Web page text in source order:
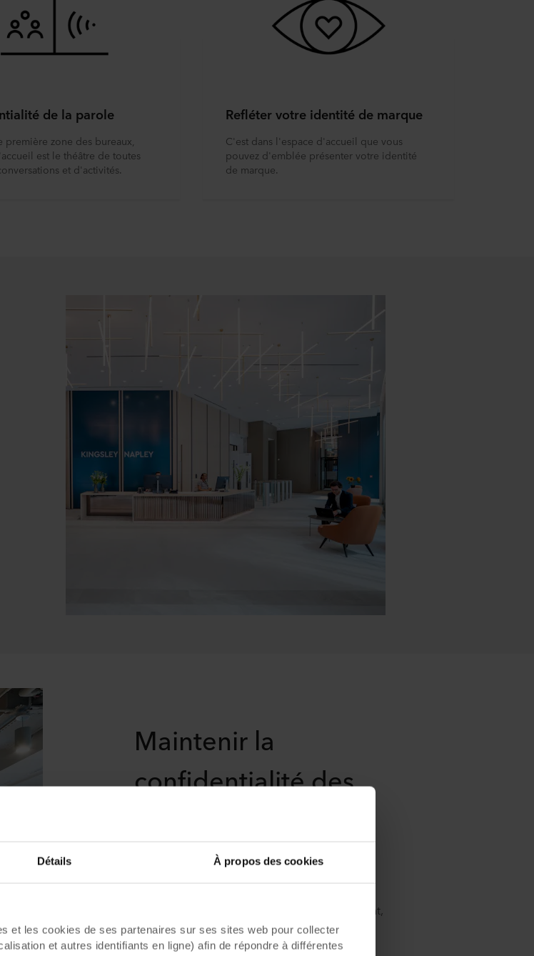
Détails À propos des cookies
et les cookies de ses partenaires sur ses sites web pour collecter
et autres identifiants en ligne) afin de répondre à différentes
de la parole
première zone des bureaux,
est le théâtre de toutes
et d'activités.
Refléter votre identité de marque
C'est dans l'espace d'accueil que vous
pouvez d'emblée présenter votre identité
de marque.
Maintenir la
confidentialité des
L'espace d'accueil est une zone centrale qui
d'une discussion entre collègues qui se croisent,
la confidentialité des paroles est primordiale
pour favoriser le confort et éviter que les